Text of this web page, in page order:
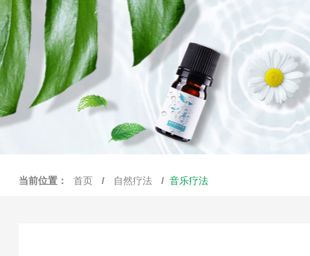
当前位置： 首页 / 自然疗法 / 音乐疗法